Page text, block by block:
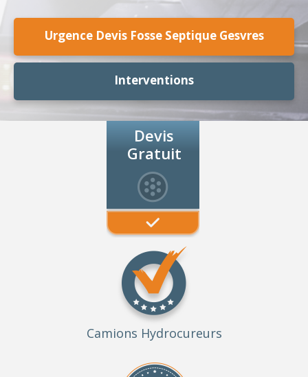
Urgence Devis Fosse Septique Gesvres
Interventions
Devis
Gratuit
Camions Hydrocureurs